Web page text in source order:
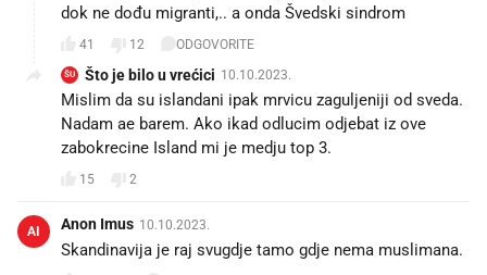
dok ne dođu migranti,.. a onda Švedski sindrom
41 12 ODGOVORITE
ŠU Što je bilo u vrećici 10.10.2023.
Mislim da su islandani ipak mrvicu zaguljeniji od sveda.
Nadam ae barem. Ako ikad odlucim odjebat iz ove
zabokrecine Island mi je medju top 3.
15 2
AI Anon Imus 10.10.2023.
Skandinavija je raj svugdje tamo gdje nema muslimana.